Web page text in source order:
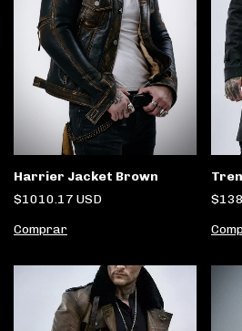
Harrier Jacket Brown
$1010.17 USD
Comprar